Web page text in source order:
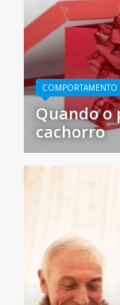
COMPORTAMENTO
Quando o
cachorro